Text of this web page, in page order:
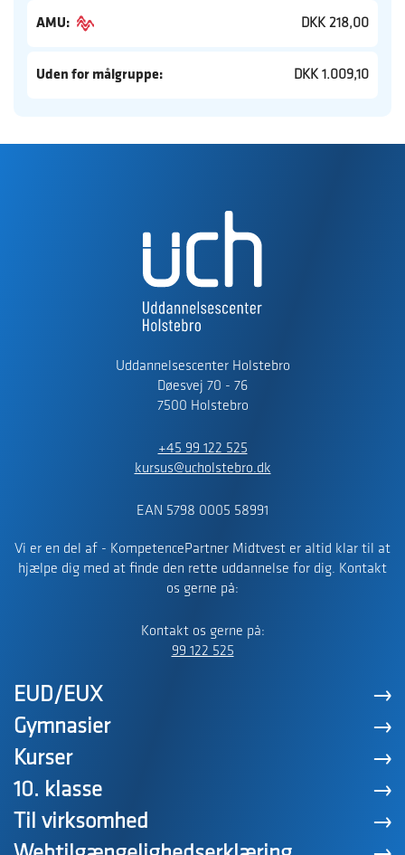
AMU: DKK 218,00
Uden for målgruppe: DKK 1.009,10
Uddannelsescenter Holstebro
Døesvej 70 - 76
7500 Holstebro
+45 99 122 525
kursus@ucholstebro.dk
EAN 5798 0005 58991
Vi er en del af - KompetencePartner Midtvest er altid klar til at
hjælpe dig med at finde den rette uddannelse for dig. Kontakt
os gerne på:
Kontakt os gerne på:
99 122 525
EUD/EUX
Gymnasier
Kurser
10. klasse
Til virksomhed